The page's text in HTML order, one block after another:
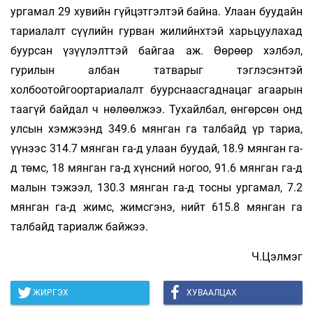
ургамал 29 хувийн гүйцэтгэлтэй байна. Улаан буудайн
тариалалт сүүлийн гурван жилийнхтэй харьцуулахад
буурсан үзүүлэлттэй байгаа аж. Өөрөөр хэлбэл,
гурилын албан татварыг тэглэсэнтэй
холбоотойгоортариалалт буурснаасгаднацаг агаарын
таагүй байдал ч нөлөөлжээ. Тухайлбал, өнгөрсөн онд
улсын хэмжээнд 349.6 мянган га талбайд үр тариа,
үүнээс 314.7 мянган га-д улаан буудай, 18.9 мянган га-
д төмс, 18 мянган га-д хүнсний ногоо, 91.6 мянган га-д
малын тэжээл, 130.3 мянган га-д тосны ургамал, 7.2
мянган га-д жимс, жимсгэнэ, нийт 615.8 мянган га
талбайд тариалж байжээ.
Ч.Цэлмэг
ЖИРГЭХ ХУВААЛЦАХ